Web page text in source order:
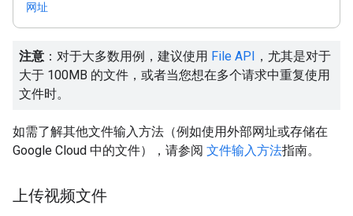
网址
注意 ：对于大多数用例，建议使用 File API ，尤其是对于
大于 100MB 的文件，或者当您想在多个请求中重复使用
文件时。
如需了解其他文件输入方法（例如使用外部网址或存储在
Google Cloud 中的文件），请参阅 文件输入方法指南。
上传视频文件